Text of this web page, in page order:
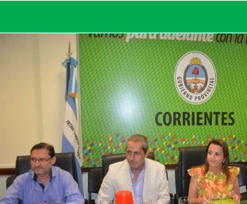
MINISTERIO DE
DE CORRIENTES